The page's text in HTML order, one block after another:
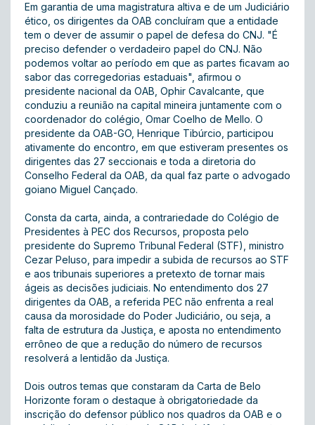
Em garantia de uma magistratura altiva e de um Judiciário
ético, os dirigentes da OAB concluíram que a entidade
tem o dever de assumir o papel de defesa do CNJ. "É
preciso defender o verdadeiro papel do CNJ. Não
podemos voltar ao período em que as partes ficavam ao
sabor das corregedorias estaduais", afirmou o
presidente nacional da OAB, Ophir Cavalcante, que
conduziu a reunião na capital mineira juntamente com o
coordenador do colégio, Omar Coelho de Mello. O
presidente da OAB-GO, Henrique Tibúrcio, participou
ativamente do encontro, em que estiveram presentes os
dirigentes das 27 seccionais e toda a diretoria do
Conselho Federal da OAB, da qual faz parte o advogado
goiano Miguel Cançado.
Consta da carta, ainda, a contrariedade do Colégio de
Presidentes à PEC dos Recursos, proposta pelo
presidente do Supremo Tribunal Federal (STF), ministro
Cezar Peluso, para impedir a subida de recursos ao STF
e aos tribunais superiores a pretexto de tornar mais
ágeis as decisões judiciais. No entendimento dos 27
dirigentes da OAB, a referida PEC não enfrenta a real
causa da morosidade do Poder Judiciário, ou seja, a
falta de estrutura da Justiça, e aposta no entendimento
errôneo de que a redução do número de recursos
resolverá a lentidão da Justiça.
Dois outros temas que constaram da Carta de Belo
Horizonte foram o destaque à obrigatoriedade da
inscrição do defensor público nos quadros da OAB e o